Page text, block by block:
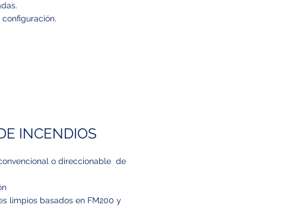
INCENDIOS
o direccionable de
limpios basados en FM200 y